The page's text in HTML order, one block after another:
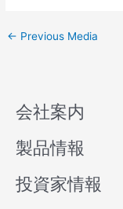
← Previous Media
会社案内
製品情報
投資家情報